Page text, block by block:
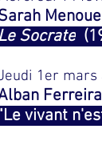
Le Socrate
1er mars
vivant